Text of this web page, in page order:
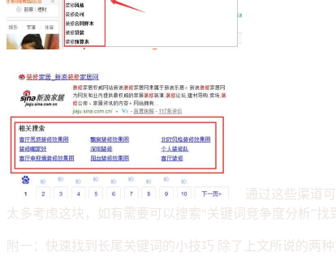
通过这些渠道
太多考虑这块，如有需要可以搜索“关键词竞争度分析”找
附一：快速找到长尾关键词的小技巧 除了上文所说的两